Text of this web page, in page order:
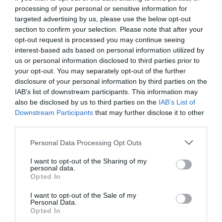
processing of your personal or sensitive information for
targeted advertising by us, please use the below opt-out
section to confirm your selection. Please note that after your
opt-out request is processed you may continue seeing
interest-based ads based on personal information utilized by
us or personal information disclosed to third parties prior to
your opt-out. You may separately opt-out of the further
disclosure of your personal information by third parties on the
IAB’s list of downstream participants. This information may
also be disclosed by us to third parties on the IAB’s List of
Downstream Participants that may further disclose it to other
Please note that this website/app uses one or more Google
not limited to your visit or usage behaviour. You may click to
grant or deny consent to Google and its third-party tags to
use your data for below specified purposes in below Google
consent section.
Personal Data Processing Opt Outs
I want to opt-out of the Sharing of my
personal data.
Opted In
I want to opt-out of the Sale of my
Personal Data.
Opted In
Εν τω μεταξύ, οι δύο κόρες της άτυχης
39χρονης παραμένουν στο νοσοκομείο, όπου
παρακολουθούνται από γιατρούς και
παιδοψυχολόγους.
Τα αποτελέσματα από τις βιοχημικές
εξετάσεις στις οποίες υποβλήθηκαν οι δύο